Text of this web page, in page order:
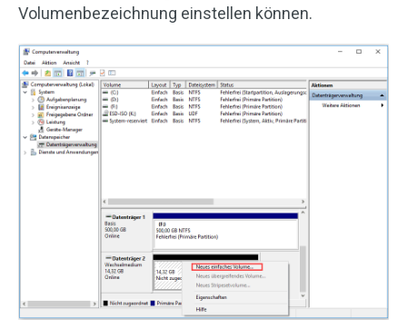
Volumenbezeichnung einstellen können.